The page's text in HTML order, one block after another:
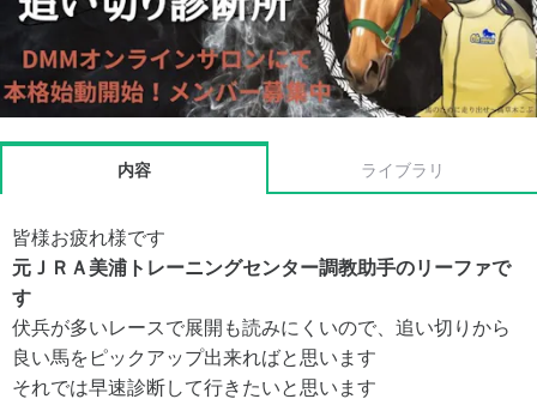
内容 ライブラリ
皆様お疲れ様です
元ＪＲＡ美浦トレーニングセンター調教助手のリーファで
す
伏兵が多いレースで展開も読みにくいので、追い切りから
良い馬をピックアップ出来ればと思います
それでは早速診断して行きたいと思います